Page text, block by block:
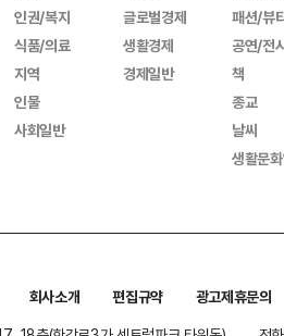
인권/복지
식품/의료
지역
인물
사회일반
글로벌경제
생활경제
경제일반
패션/뷰
공연/전
책
종교
날씨
생활문
회사소개 편집규약
광고제휴문의